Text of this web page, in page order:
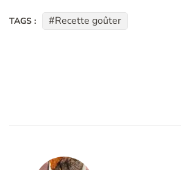
TAGS : Recette goûter